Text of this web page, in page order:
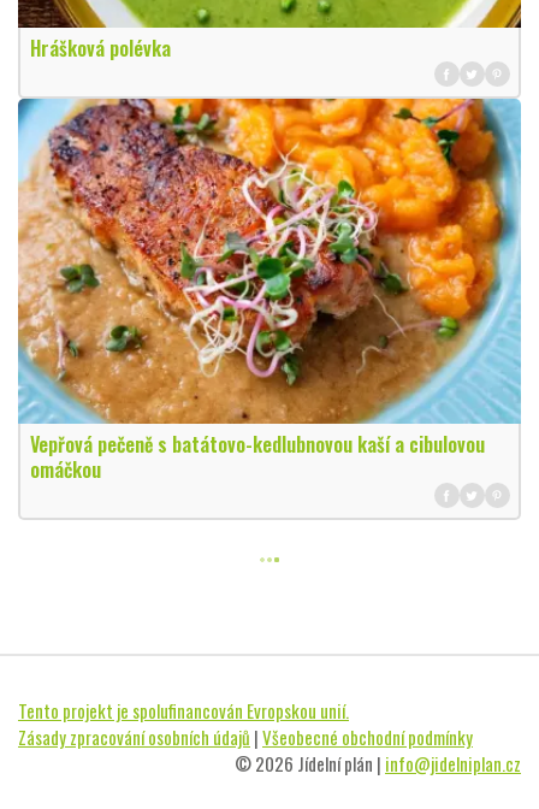
Hrášková polévka
Vepřová pečeně s batátovo-kedlubnovou kaší a cibulovou
omáčkou
Tento projekt je spolufinancován Evropskou unií.
Zásady zpracování osobních údajů |Všeobecné obchodní podmínky
© 2026 Jídelní plán | info@jidelniplan.cz